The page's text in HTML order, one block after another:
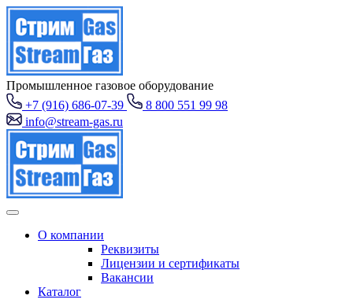
Промышленное газовое оборудование
+7 (916) 686-07-39
8 800 551 99 98
info@stream-gas.ru
О компании
Реквизиты
Лицензии и сертификаты
Вакансии
Каталог